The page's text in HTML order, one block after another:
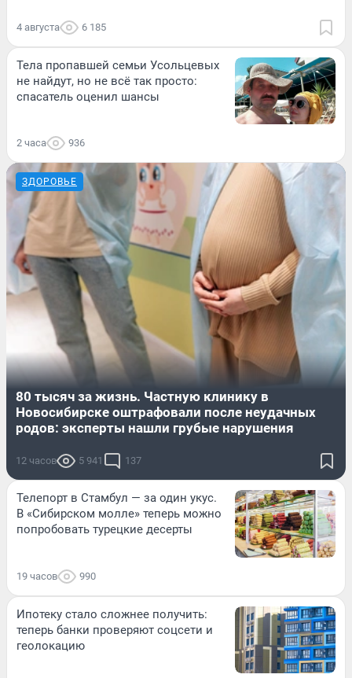
4 августа 6 185
Тела пропавшей семьи Усольцевых
не найдут, но не всё так просто:
спасатель оценил шансы
2 часа 936
ЗДОРОВЬЕ
80 тысяч за жизнь. Частную клинику в
Новосибирске оштрафовали после неудачных
родов: эксперты нашли грубые нарушения
12 часов 5 941 137
Телепорт в Стамбул — за один укус.
В «Сибирском молле» теперь можно
попробовать турецкие десерты
19 часов 990
Ипотеку стало сложнее получить:
теперь банки проверяют соцсети и
геолокацию